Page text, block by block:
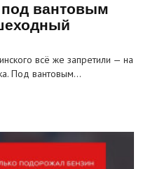
вантовым
всё же запретили — на
Под вантовым…